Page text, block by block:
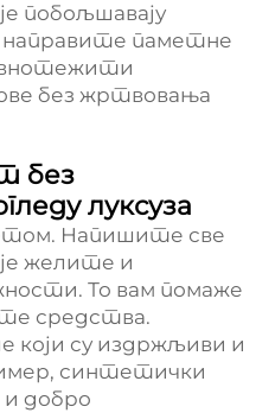
побољшавају
направите паметне
без жртвовања
без
луксуза
Напишите све
желите и
То вам помаже
средства.
који су издржљиви и
синтетички
добро